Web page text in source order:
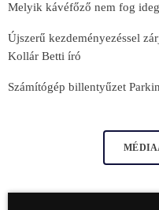
Melyik kávéfőző nem fog
Újszerű kezdeményezéssel
Kollár Betti író
Számítógép billentyűzet